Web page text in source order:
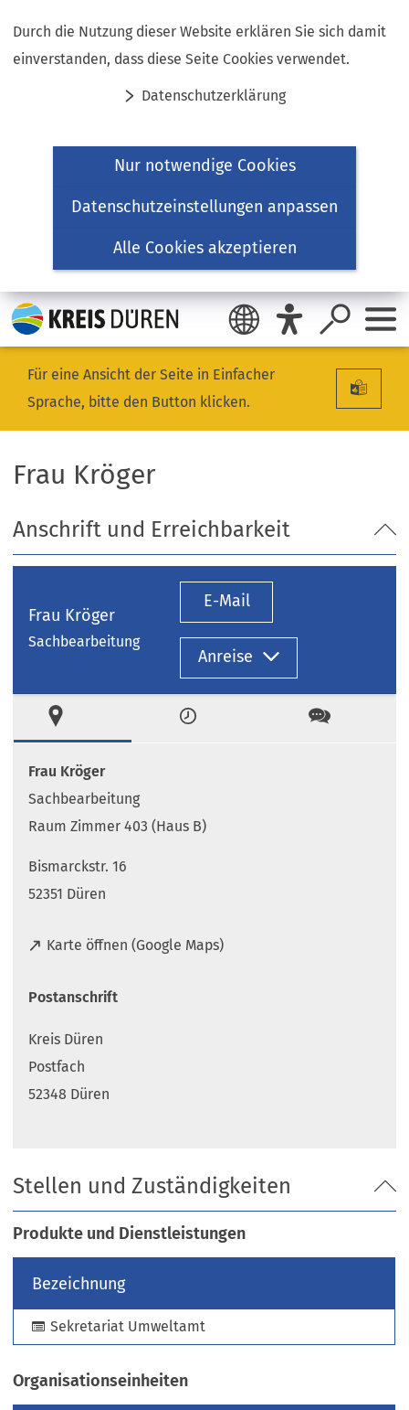
Durch die Nutzung dieser Website erklären Sie sich damit
einverstanden, dass diese Seite Cookies verwendet.
Datenschutzerklärung
Nur notwendige Cookies
Datenschutzeinstellungen anpassen
Alle Cookies akzeptieren
Inhalt anspringen
Für eine Ansicht der Seite in Einfacher
Sprache, bitte den Button klicken.
Frau Kröger
Anschrift und Erreichbarkeit
Frau Kröger
Sachbearbeitung
E-Mail
Anreise
Zeiten Kontakt
Frau Kröger
Sachbearbeitung
Raum Zimmer 403 (Haus B)
Bismarckstr. 16
52351 Düren
Karte öffnen (Google Maps)
(
f
e
t
i
e
m
n
e
n
T
a
)
Postanschrift
Kreis Düren
Postfach
52348 Düren
Stellen und Zuständigkeiten
Produkte und Dienstleistungen
Bezeichnung
Sekretariat Umweltamt
Organisationseinheiten